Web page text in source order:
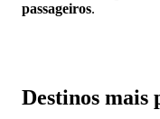
passageiros.
Destinos mais